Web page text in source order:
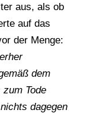
aus, als ob
auf das
der Menge:
dem
Tode
dagegen